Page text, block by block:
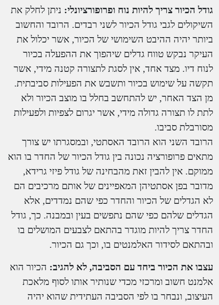
גודל הכיור צריך להיות נוח ופרופורציונלי: ניתן לחלק את
השיקולים לגבי גודל הכיור לשני רבדים. הרובד והחשוב
ביותר יהיה ההיבט השימושי של הכיור, אשר יכלול את
העיקר נבקש טווח גדלים שיהפוך את ההפעלה בכיור
לנוח דיו. מצד אחד, אין לסגת לתצורה קטנה מידי, אשר
תקשה על שימוש בכיור ותשבש את הפעילות סביבתית.
מן הצד האחר, יש להתחשב בחלל בו מוצב הכיור ולא
לתת לו תצורה גדולה מידי, אשר יגרום לצפיות ולפעילות
מסורבלת סביבו.
הרובד השני הוא הרובד האסתטי, ובמסגרתו יש צורך
מתאים פרופורציה נכונה בין גודל הכיור של החדר בו הוא
ממוקם. אין להבין זאת מהבחינה של גודל פיזי גרידא,
מדובר בפן אסתטיהן המאפיינים של אותם מרכיבים הם
לא הגדלים של הכיור והחדר כפי שהם נמדדים, אלא
הגדלים שלהם כפי שהם נתפשים בעין ובמבנה. כך, גודל
החדר צריך להיות מוגדר בהתאם לצבעים המושלים בו
ובהתאם לסידור האלמנטים בו, וכך גם הכיור.
עצבו את הכיור ביחד עם הסביבה, לא להגיב: הכיור הוא
אלמנט חשוב ומרכזי מכדי שנותיר אותו לסוף מלאכת
העיצוב, ונבחר בו לפי הסביבה העתידית שהוא יהיה